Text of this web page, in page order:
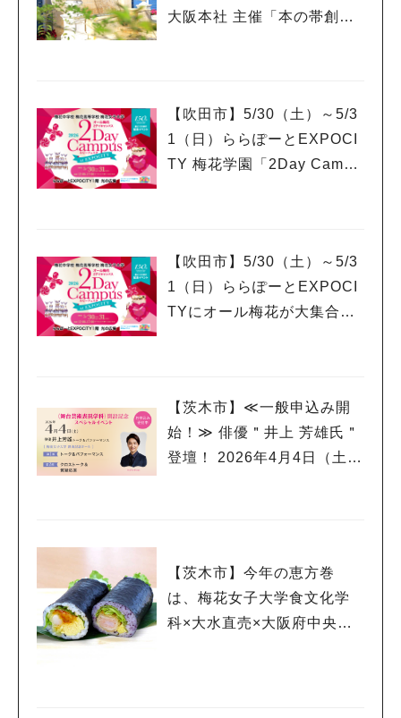
大阪本社 主催「本の帯創作
【吹田市】5/30（土）～5/3
1（日）ららぽーとEXPOCI
TY 梅花学園「2Day Campu
【吹田市】5/30（土）～5/3
1（日）ららぽーとEXPOCI
TYにオール梅花が大集合！
【茨木市】≪一般申込み開
始！≫ 俳優＂井上 芳雄氏＂
登壇！ 2026年4月4日（土）
【茨木市】今年の恵方巻
は、梅花女子大学食文化学
科×大水直売×大阪府中央卸